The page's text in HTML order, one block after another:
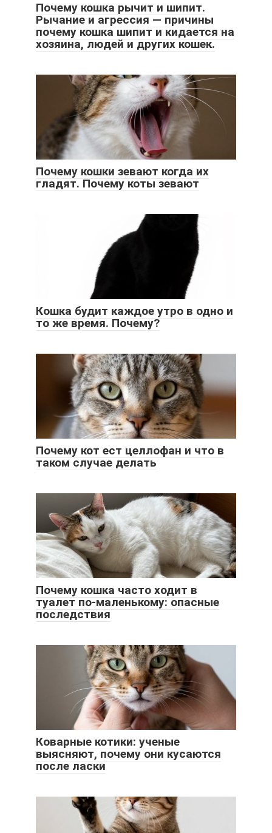
Почему кошка рычит и шипит.
Рычание и агрессия — причины
почему кошка шипит и кидается на
хозяина, людей и других кошек.
Почему кошки зевают когда их
гладят. Почему коты зевают
Кошка будит каждое утро в одно и
то же время. Почему?
Почему кот ест целлофан и что в
таком случае делать
Почему кошка часто ходит в
туалет по-маленькому: опасные
последствия
Коварные котики: ученые
выясняют, почему они кусаются
после ласки